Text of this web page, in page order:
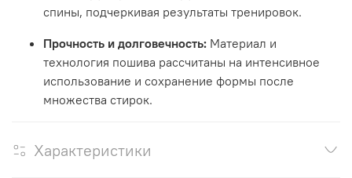
спины, подчеркивая результаты тренировок.
Прочность и долговечность: Материал и
технология пошива рассчитаны на интенсивное
использование и сохранение формы после
множества стирок.
Характеристики